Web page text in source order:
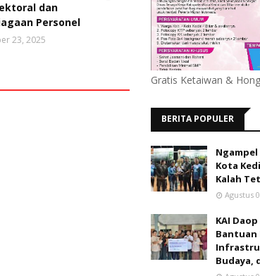
dan
Personel
23, 2025
Gratis Ketaiwan &
BERITA POPULER
Ngampel
Kota
Kalah
Agustus
KAI
Bantuan
Budaya,